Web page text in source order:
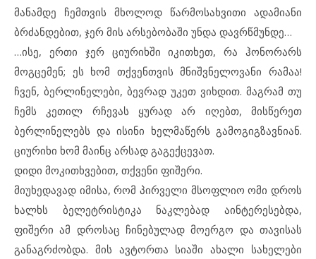
მანამდე ჩემთვის მხოლოდ წარმოსახვითი ადამიანი
ბრძანდებით, ჯერ მის არსებობაში უნდა დავრწმუნდე…
…ისე, ერთი ჯერ ციურიხში იკითხეთ, რა ჰონორარს
მოგცემენ; ეს ხომ თქვენთვის მნიშვნელოვანი რამაა!
ჩვენ, ბერლინელები, ბევრად უკეთ ვიხდით. მაგრამ თუ
ჩემს კეთილ რჩევას ყურად არ იღებთ, მისწერეთ
ბერლინელებს და ისინი ხელმაწერს გამოგიგზავნიან.
ციურიხი ხომ მაინც არსად გაგექცევათ.
დიდი მოკითხვებით, თქვენი ფიშერი.
მიუხედავად იმისა, რომ პირველი მსოფლიო ომი დროს
ხალხს ბელეტრისტიკა ნაკლებად აინტერესებდა,
ფიშერი ამ დროსაც ჩინებულად მოერგო და თავისას
განაგრძობდა. მის ავტორთა სიაში ახალი სახელები